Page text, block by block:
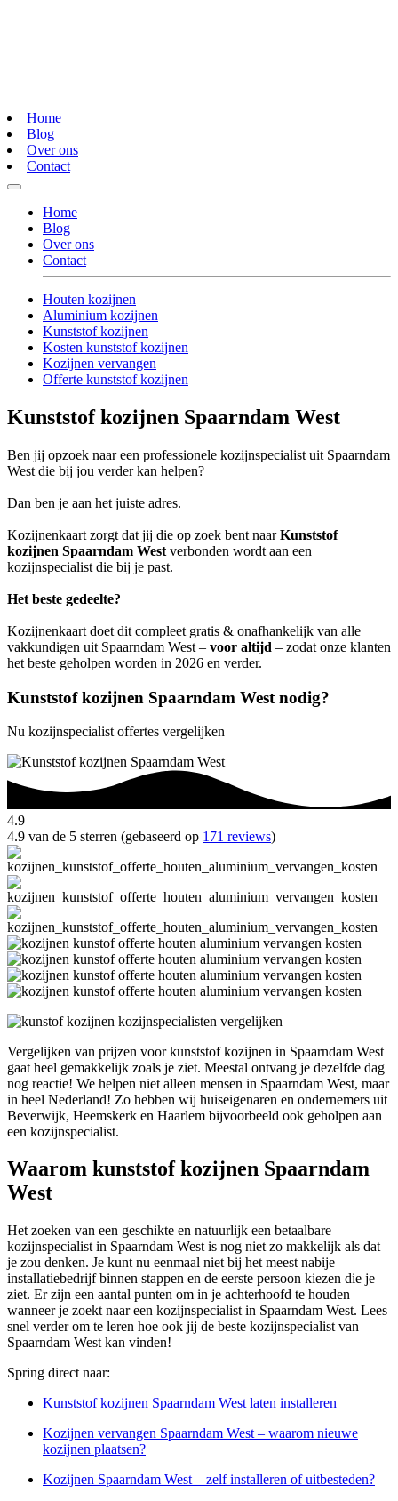
Home
Blog
Over ons
Contact
Home
Blog
Over ons
Contact
Houten kozijnen
Aluminium kozijnen
Kunststof kozijnen
Kosten kunststof kozijnen
Kozijnen vervangen
Offerte kunststof kozijnen
Kunststof kozijnen Spaarndam West
Ben jij opzoek naar een professionele kozijnspecialist uit Spaarndam
West die bij jou verder kan helpen?
Dan ben je aan het juiste adres.
Kozijnenkaart zorgt dat jij die op zoek bent naarKunststof
kozijnen Spaarndam West verbonden wordt aan een
kozijnspecialist die bij je past.
Het beste gedeelte?
Kozijnenkaart doet dit compleet gratis & onafhankelijk van alle
vakkundigen uit Spaarndam West – voor altijd – zodat onze klanten
het beste geholpen worden in 2026 en verder.
Kunststof kozijnen Spaarndam West nodig?
Nu kozijnspecialist offertes vergelijken
4.9
4.9 van de 5 sterren (gebaseerd op 171 reviews)
Vergelijken van prijzen voor kunststof kozijnen in Spaarndam West
gaat heel gemakkelijk zoals je ziet. Meestal ontvang je dezelfde dag
nog reactie! We helpen niet alleen mensen in Spaarndam West, maar
in heel Nederland! Zo hebben wij huiseigenaren en ondernemers uit
Beverwijk, Heemskerk en Haarlem bijvoorbeeld ook geholpen aan
een kozijnspecialist.
Waarom kunststof kozijnen Spaarndam
West
Het zoeken van een geschikte en natuurlijk een betaalbare
kozijnspecialist in Spaarndam West is nog niet zo makkelijk als dat
je zou denken. Je kunt nu eenmaal niet bij het meest nabije
installatiebedrijf binnen stappen en de eerste persoon kiezen die je
ziet. Er zijn een aantal punten om in je achterhoofd te houden
wanneer je zoekt naar een kozijnspecialist in Spaarndam West. Lees
snel verder om te leren hoe ook jij de beste kozijnspecialist van
Spaarndam West kan vinden!
Spring direct naar:
Kunststof kozijnen Spaarndam West laten installeren
Kozijnen vervangen Spaarndam West – waarom nieuwe
kozijnen plaatsen?
Kozijnen Spaarndam West – zelf installeren of uitbesteden?